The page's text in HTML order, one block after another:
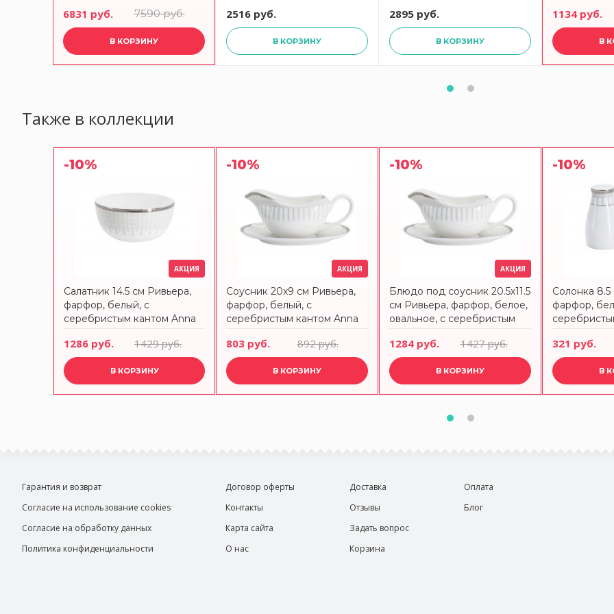
6831 руб. 7590 руб.
В КОРЗИНУ
2516 руб.
В КОРЗИНУ
2895 руб.
В КОРЗИНУ
1134 руб.
В
Также в коллекции
-10%
АКЦИЯ
Салатник 14.5 см Ривьера,
фарфор, белый, с
серебристым кантом Anna
1286 руб. 1429 руб.
В КОРЗИНУ
-10%
АКЦИЯ
Соусник 20х9 см Ривьера,
фарфор, белый, с
серебристым кантом Anna
803 руб. 892 руб.
В КОРЗИНУ
-10%
АКЦИЯ
Блюдо под соусник 20.5х11.5
см Ривьера, фарфор, белое,
овальное, с серебристым
1284 руб. 1427 руб.
В КОРЗИНУ
-10%
Солонка
фарфор,
321 руб.
В
Гарантия и возврат
Согласие на использование cookies
Согласие на обработку данных
Политика конфиденциальности
Договор оферты
Контакты
Карта сайта
О нас
Доставка
Отзывы
Задать вопрос
Корзина
Оплата
Блог